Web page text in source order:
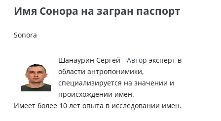
Имя Сонора на загран паспорт
Sonora
Шанаурин Сергей - Автор эксперт в
области антропонимики,
специализируется на значении и
происхождении имен.
Имеет более 10 лет опыта в исследовании имен.